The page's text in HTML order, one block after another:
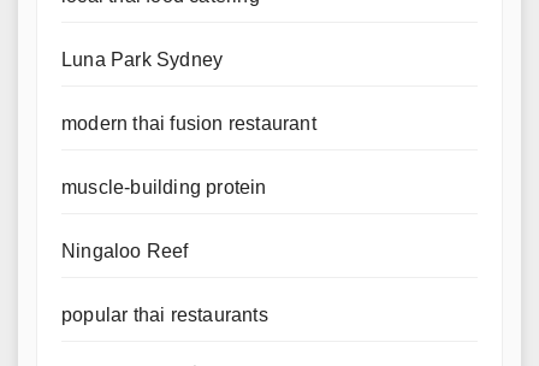
Luna Park Sydney
modern thai fusion restaurant
muscle-building protein
Ningaloo Reef
popular thai restaurants